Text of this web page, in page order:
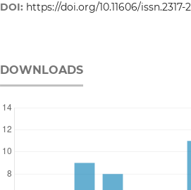
DOI: https://doi.org/10.11606/issn.2317-
DOWNLOADS